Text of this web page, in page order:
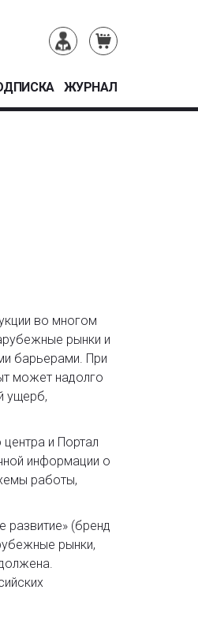
ЖУРНАЛ
во многом
рынки и
барьерами. При
может надолго
ущерб,
и Портал
информации о
работы,
развитие» (бренд
рынки,